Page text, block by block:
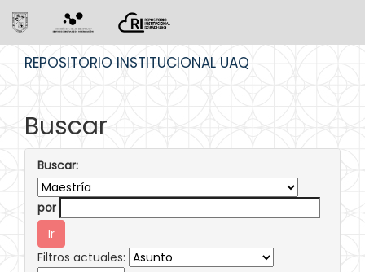
REPOSITORIO INSTITUCIONAL UAQ
Buscar
Buscar:
por
Filtros actuales: